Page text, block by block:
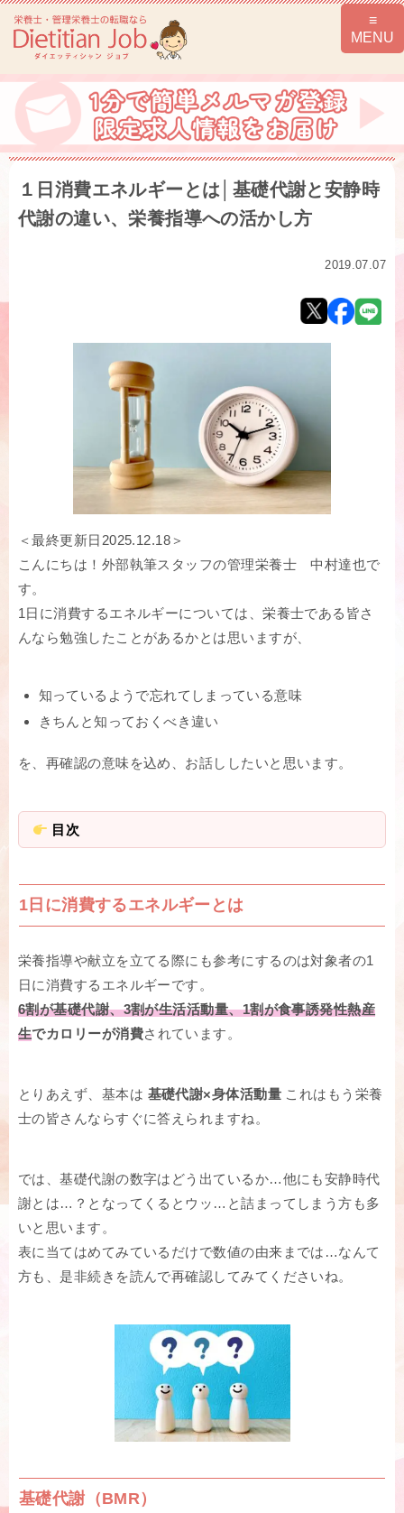
１日消費エネルギーとは│基礎代謝と安静時
代謝の違い、栄養指導への活かし方
2019.07.07
＜最終更新日2025.12.18＞
こんにちは！外部執筆スタッフの管理栄養士 中村達也で
す。
1日に消費するエネルギーについては、栄養士である皆さ
んなら勉強したことがあるかとは思いますが、
知っているようで忘れてしまっている意味
きちんと知っておくべき違い
を、再確認の意味を込め、お話ししたいと思います。
目次
1日に消費するエネルギーとは
栄養指導や献立を立てる際にも参考にするのは対象者の1
日に消費するエネルギーです。
6割が基礎代謝、3割が生活活動量、1割が食事誘発性熱産
生でカロリーが消費されています。
とりあえず、基本は 基礎代謝×身体活動量 これはもう栄養
士の皆さんならすぐに答えられますね。
では、基礎代謝の数字はどう出ているか…他にも安静時代
謝とは…？となってくるとウッ…と詰まってしまう方も多
いと思います。
表に当てはめてみているだけで数値の由来までは…なんて
方も、是非続きを読んで再確認してみてくださいね。
基礎代謝（BMR）